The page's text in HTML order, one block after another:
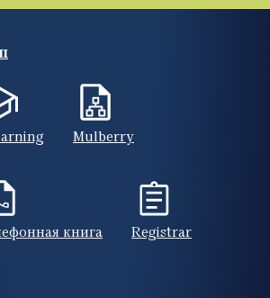
Mulberry
книга Registrar